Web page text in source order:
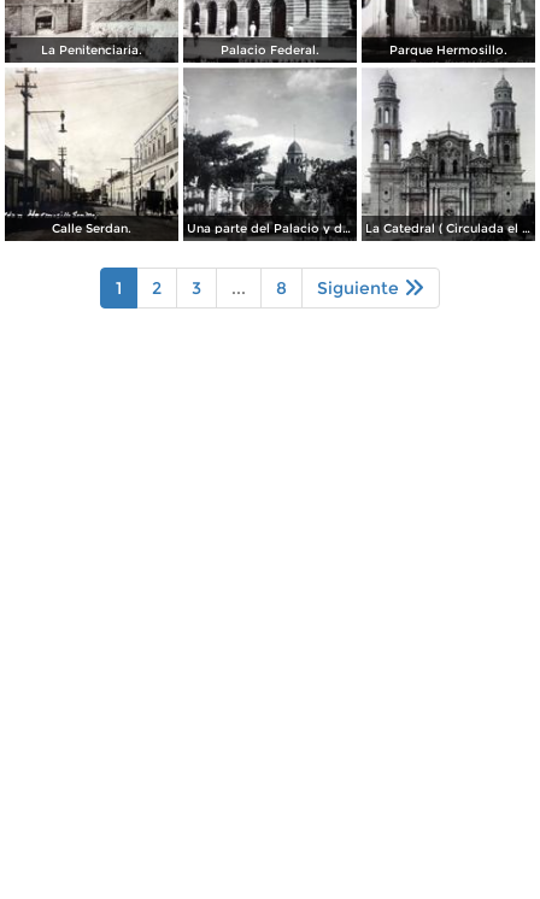
La Penitenciaria. Palacio Federal. Parque Hermosillo.
Calle Serdan. Una parte del Palacio y de la Plaza ( Circulada el 9 de Enero de 1911 ). La Catedral ( Circulada el 9 de Enero de 1911 ).
1 2 3 ... 8 Siguiente